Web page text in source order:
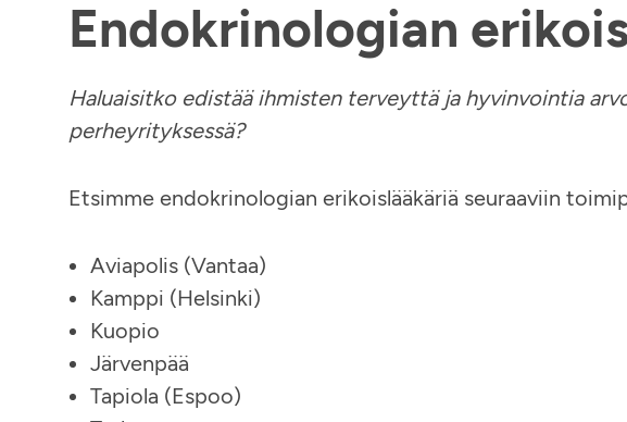
Endokrinologian
Haluaisitko edistää ihmisten terveyttä ja hyvinvointia
perheyrityksessä?
Etsimme endokrinologian erikoislääkäriä seuraaviin
Aviapolis (Vantaa)
Kamppi (Helsinki)
Kuopio
Järvenpää
Tapiola (Espoo)